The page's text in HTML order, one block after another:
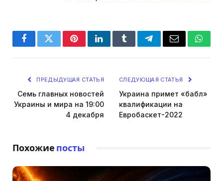
FacebookTwitterPinterestLinkedInTumblrTelegramEmail
ПРЕДЫДУЩАЯ СТАТЬЯ
Семь главных новостей
Украины и мира на 19:00
4 декабря
СЛЕДУЮЩАЯ СТАТЬЯ
Украина примет «бабл»
квалификации на
Евробаскет-2022
Похожие посты